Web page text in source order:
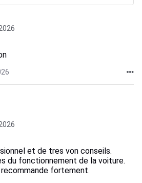
et de tres von conseils.
du fonctionnement de la voiture.
fortement.